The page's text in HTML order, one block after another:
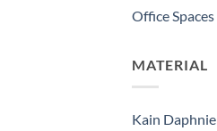
Office Spaces
MATERIAL
Kain Daphnie